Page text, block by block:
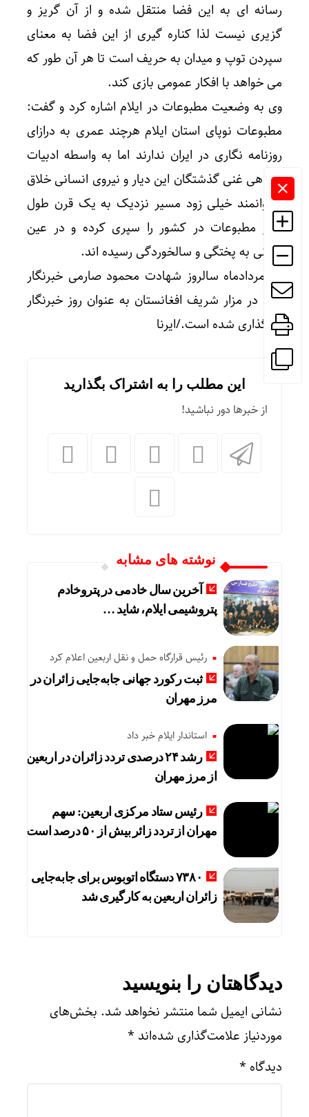
رسانه ای به این فضا منتقل شده و از آن گریز و
گزیری نیست لذا کناره گیری از این فضا به معنای
سپردن توپ و میدان به حریف است تا هر آن طور که
می خواهد با افکار عمومی بازی کند.
وی به وضعیت مطبوعات در ایلام اشاره کرد و گفت:
مطبوعات نوپای استان ایلام هرچند عمری به درازای
روزنامه نگاری در ایران ندارند اما به واسطه ادبیات
شفاهی غنی گذشتگان این دیار و نیروی انسانی خلاق
و توانمند خیلی زود مسیر نزدیک به یک قرن طول
عمر مطبوعات در کشور را سپری کرده و در عین
جوانی به پختگی و سالخوردگی رسیده اند.
17 مردادماه سالروز شهادت محمود صارمی خبرنگار
ایرنا در مزار شریف افغانستان به عنوان روز خبرنگار
نامگذاری شده است./ایرنا
این مطلب را به اشتراک بگذارید
از خبرها دور نباشید!
نوشته های مشابه
آخرین سال خادمی در پتروخادم
پتروشیمی ایلام، شاید …
رئیس قرارگاه حمل و نقل اربعین اعلام کرد
ثبت رکورد جهانی جابه‌جایی زائران در
مرز مهران
استاندار ایلام خبر داد
رشد ۲۴ درصدی تردد زائران در اربعین
از مرز مهران
رئیس ستاد مرکزی اربعین: سهم
مهران از تردد زائر بیش از ۵۰ درصد است
۷۳۸۰ دستگاه اتوبوس برای جابه‌جایی
زائران اربعین به‌ کارگیری شد
دیدگاهتان را بنویسید
نشانی ایمیل شما منتشر نخواهد شد. بخش‌های
موردنیاز علامت‌گذاری شده‌اند *
دیدگاه *